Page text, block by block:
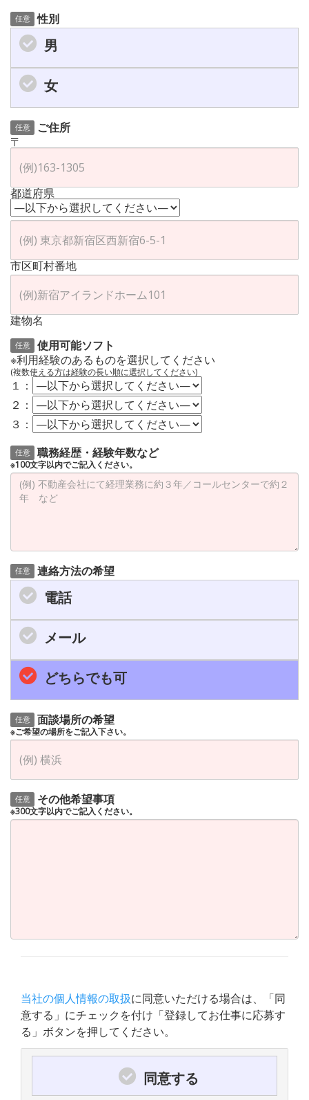
任意 性別
男
女
任意
ご住所
〒
都道府県
市区町村番地
建物名
任意
使用可能ソフト
※利用経験のあるものを選択してください
(複数使える方は経験の長い順に選択してください)
１：
２：
３：
任意 職務経歴・経験年数など
※100文字以内でご記入ください。
任意 連絡方法の希望
電話
メール
どちらでも可
任意 面談場所の希望
※ご希望の場所をご記入下さい。
任意 その他希望事項
※300文字以内でご記入ください。
当社の個人情報の取扱に同意いただける場合は、「同
意する」にチェックを付け「登録してお仕事に応募す
る」ボタンを押してください。
同意する